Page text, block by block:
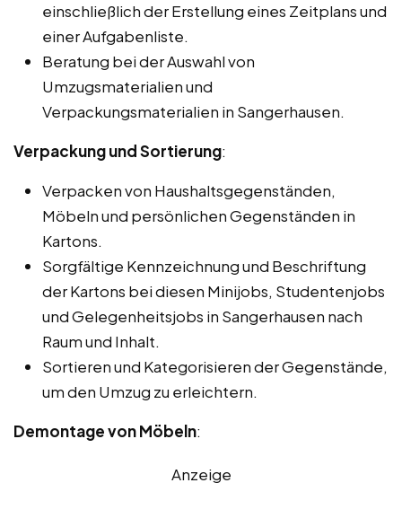
einschließlich der Erstellung eines Zeitplans und
einer Aufgabenliste.
Beratung bei der Auswahl von
Umzugsmaterialien und
Verpackungsmaterialien in Sangerhausen.
Verpackung und Sortierung:
Verpacken von Haushaltsgegenständen,
Möbeln und persönlichen Gegenständen in
Kartons.
Sorgfältige Kennzeichnung und Beschriftung
der Kartons bei diesen Minijobs, Studentenjobs
und Gelegenheitsjobs in Sangerhausen nach
Raum und Inhalt.
Sortieren und Kategorisieren der Gegenstände,
um den Umzug zu erleichtern.
Demontage von Möbeln:
Anzeige